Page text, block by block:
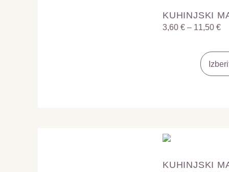
KUHINJSKI
3,60 € – 11,50 €
KUHINJSKI